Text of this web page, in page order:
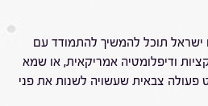
ישראל תוכל להמשיך להתמודד עם
ודיפלומטיה אמריקאית, או שמא
פעולה צבאית שעשויה לשנות את פני